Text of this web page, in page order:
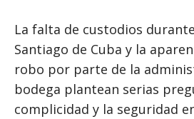
La falta de custodios
Santiago de Cuba y la
robo por parte de la
bodega plantean serias
complicidad y la seguridad